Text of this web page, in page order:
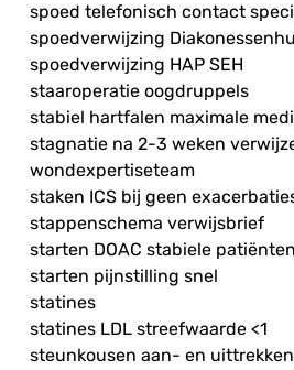
spoed telefonisch contact
spoedverwijzing
spoedverwijzing HAP SEH
staaroperatie oogdruppels
stabiel hartfalen maximale
stagnatie na 2-3 weken
wondexpertiseteam
staken ICS bij geen
stappenschema verwijsbrief
starten DOAC stabiele patiënten
starten pijnstilling snel
statines
statines LDL streefwaarde <1
steunkousen aan- en uittrekken